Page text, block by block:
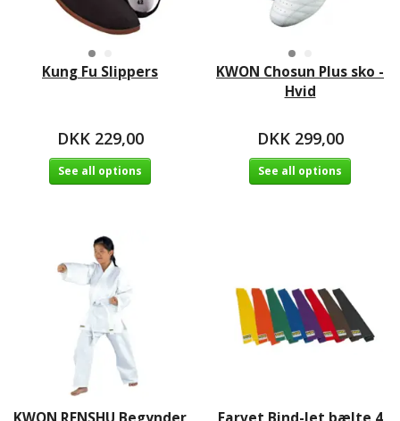
Kung Fu Slippers
DKK 229,00
See all options
KWON Chosun Plus sko -
Hvid
DKK 299,00
See all options